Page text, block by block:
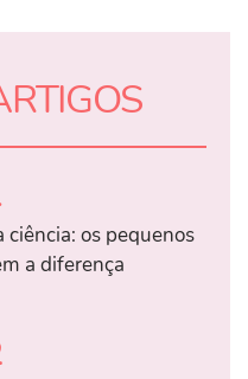
os pequenos
a diferença